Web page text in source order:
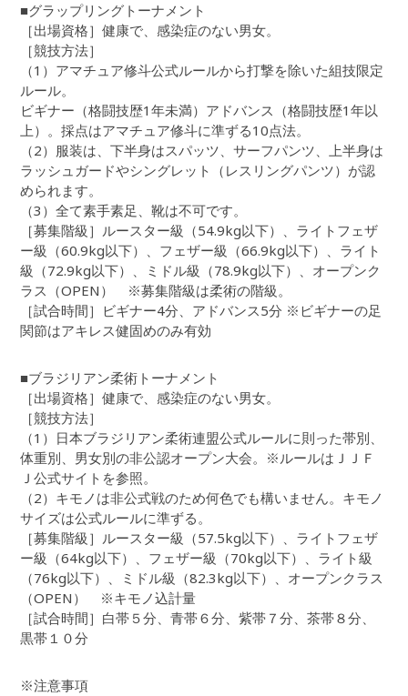
■グラップリングトーナメント
［出場資格］健康で、感染症のない男女。
［競技方法］
（1）アマチュア修斗公式ルールから打撃を除いた組技限定
ルール。
ビギナー（格闘技歴1年未満）アドバンス（格闘技歴1年以
上）。採点はアマチュア修斗に準ずる10点法。
（2）服装は、下半身はスパッツ、サーフパンツ、上半身は
ラッシュガードやシングレット（レスリングパンツ）が認
められます。
（3）全て素手素足、靴は不可です。
［募集階級］ルースター級（54.9kg以下）、ライトフェザ
ー級（60.9kg以下）、フェザー級（66.9kg以下）、ライト
級（72.9kg以下）、ミドル級（78.9kg以下）、オープンク
ラス（OPEN） ※募集階級は柔術の階級。
［試合時間］ビギナー4分、アドバンス5分 ※ビギナーの足
関節はアキレス健固めのみ有効
■ブラジリアン柔術トーナメント
［出場資格］健康で、感染症のない男女。
［競技方法］
（1）日本ブラジリアン柔術連盟公式ルールに則った帯別、
体重別、男女別の非公認オープン大会。※ルールはＪＪＦ
Ｊ公式サイトを参照。
（2）キモノは非公式戦のため何色でも構いません。キモノ
サイズは公式ルールに準ずる。
［募集階級］ルースター級（57.5kg以下）、ライトフェザ
ー級（64kg以下）、フェザー級（70kg以下）、ライト級
（76kg以下）、ミドル級（82.3kg以下）、オープンクラス
（OPEN） ※キモノ込計量
［試合時間］白帯５分、青帯６分、紫帯７分、茶帯８分、
黒帯１０分
※注意事項